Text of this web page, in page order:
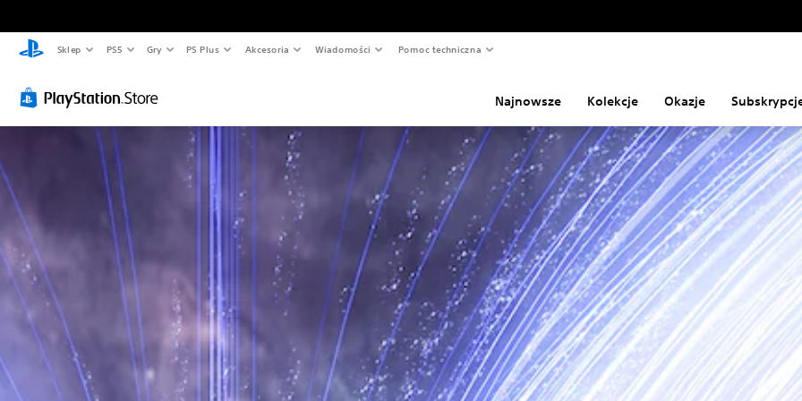
Sklep PS5 Gry PS Plus Akcesoria Wiadomości Pomoc techniczna
Najnowsze Kolekcje Okazje